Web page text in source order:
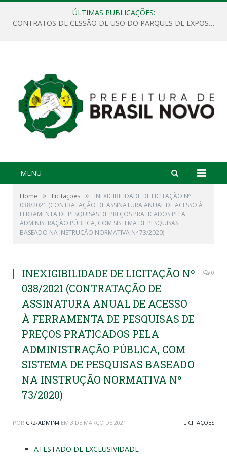
ÚLTIMAS PUBLICAÇÕES:
CONTRATOS DE CESSÃO DE USO DO PARQUES DE EXPOSIÇÕES “ORESTES BELIQUE”
MENU
Home » Licitações »
INEXIGIBILIDADE DE LICITAÇÃO Nº
038/2021 (CONTRATAÇÃO DE ASSINATURA ANUAL DE ACESSO À
FERRAMENTA DE PESQUISAS DE PREÇOS PRATICADOS PELA
ADMINISTRAÇÃO PÚBLICA, COM SISTEMA DE PESQUISAS
BASEADO NA INSTRUÇÃO NORMATIVA Nº 73/2020)
INEXIGIBILIDADE DE LICITAÇÃO Nº
038/2021 (CONTRATAÇÃO DE
ASSINATURA ANUAL DE ACESSO
À FERRAMENTA DE PESQUISAS DE
PREÇOS PRATICADOS PELA
ADMINISTRAÇÃO PÚBLICA, COM
SISTEMA DE PESQUISAS BASEADO
NA INSTRUÇÃO NORMATIVA Nº
73/2020)
0
POR CR2-ADMIN4 EM 3 DE MARÇO DE 2021 LICITAÇÕES
ATESTADO DE EXCLUSIVIDADE